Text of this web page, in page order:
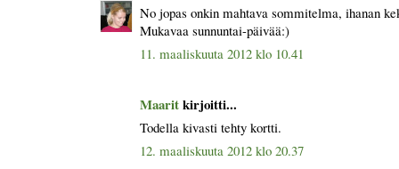
No jopas onkin mahtava sommitelma, ihanan
Mukavaa sunnuntai-päivää:)
11. maaliskuuta 2012 klo 10.41
Maaritkirjoitti...
Todella kivasti tehty kortti.
12. maaliskuuta 2012 klo 20.37